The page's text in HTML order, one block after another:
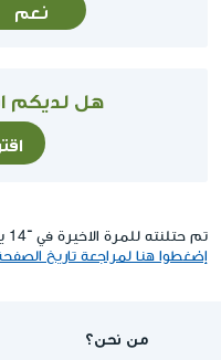
نعم
هل لديكم
تم حتلنته للمرة الاخيرة في ־14 يوليو 2022, 00:48
إضغطوا هنا لمراجعة تاريخ
من نحن؟